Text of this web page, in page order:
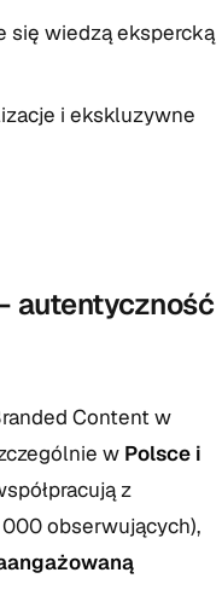
się wiedzą ekspercką
i ekskluzywne
autentyczność
Content w
w Polsce i
z
obserwujących),